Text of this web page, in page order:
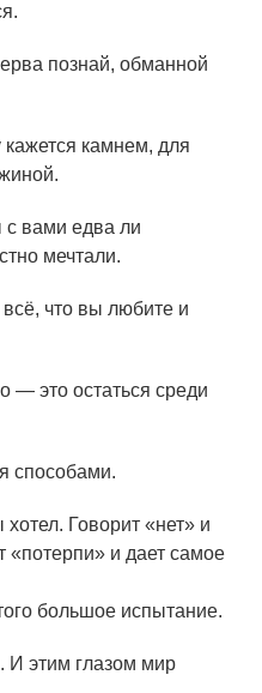
познай, обманной
камнем, для
вами едва ли
мечтали.
что вы любите и
— это остаться среди
способами.
хотел. Говорит «нет» и
«потерпи» и дает самое
большое испытание.
И этим глазом мир